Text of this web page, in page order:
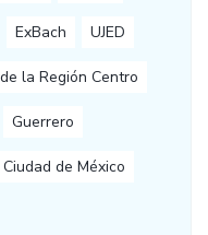
ExBach UJED
la Región Centro
Guerrero
Ciudad de México